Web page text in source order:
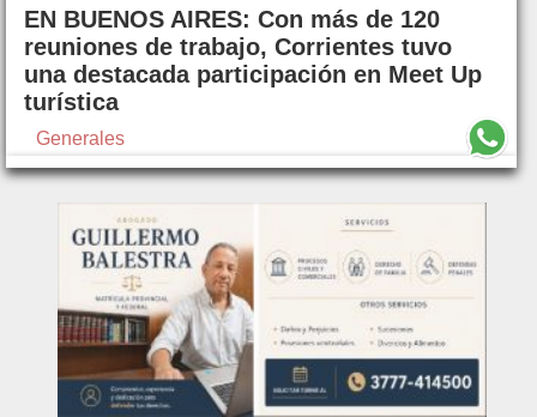
EN BUENOS AIRES: Con más de 120
reuniones de trabajo, Corrientes tuvo
una destacada participación en Meet Up
turística
Generales